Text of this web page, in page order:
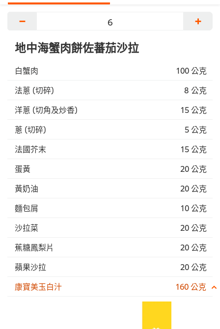
− +
地中海蟹肉餅佐蕃茄沙拉
白蟹肉
100 公克
法蔥 (切碎)
8 公克
洋蔥 (切角及炒香)
15 公克
蔥 (切碎)
5 公克
法國芥末
15 公克
蛋黃
20 公克
黃奶油
20 公克
麵包屑
10 公克
沙拉菜
20 公克
蕉糖鳳梨片
20 公克
蘋果沙拉
20 公克
康寶美玉白汁
160 公克